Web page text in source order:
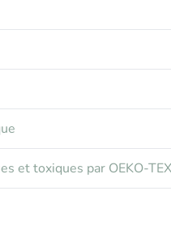
et toxiques par OEKO-